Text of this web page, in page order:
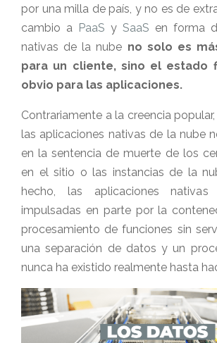
por una milla de país, y no es de
cambio a PaaS y SaaS en forma
nativas de la nube no solo es
para un cliente, sino el estado
obvio para las aplicaciones.
Contrariamente a la creencia
las aplicaciones nativas de la nube
en la sentencia de muerte de los
en el sitio o las instancias de la
hecho, las aplicaciones
impulsadas en parte por la
procesamiento de funciones sin
una separación de datos y un
nunca ha existido realmente hasta